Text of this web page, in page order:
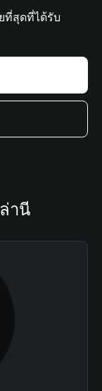
ที่สุดที่ได้รับ
านี้